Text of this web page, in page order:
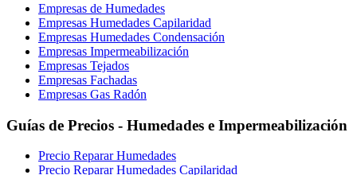
Empresas de Humedades
Empresas Humedades Capilaridad
Empresas Humedades Condensación
Empresas Impermeabilización
Empresas Tejados
Empresas Fachadas
Empresas Gas Radón
Guías de Precios - Humedades e Impermeabilización
Precio Reparar Humedades
Precio Reparar Humedades Capilaridad